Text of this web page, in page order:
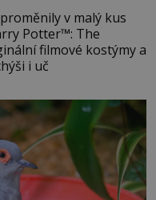
v malý kus
Potter™: The
filmové kostýmy a
i uč